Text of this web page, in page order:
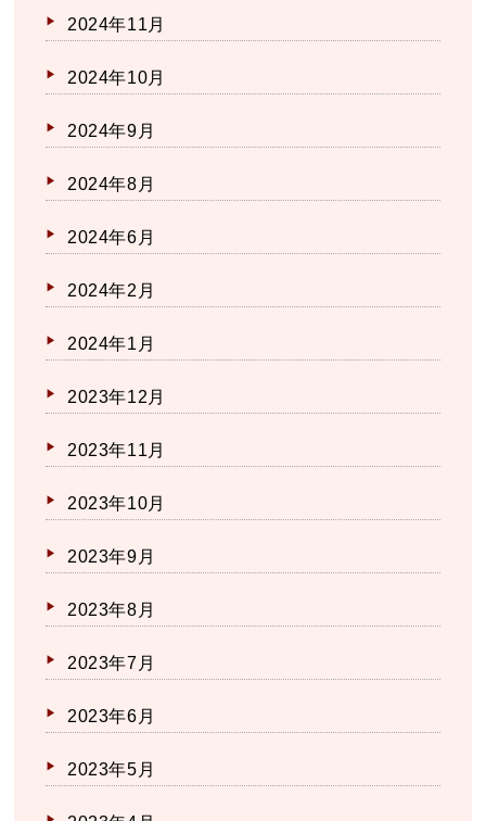
2024年11月
2024年10月
2024年9月
2024年8月
2024年6月
2024年2月
2024年1月
2023年12月
2023年11月
2023年10月
2023年9月
2023年8月
2023年7月
2023年6月
2023年5月